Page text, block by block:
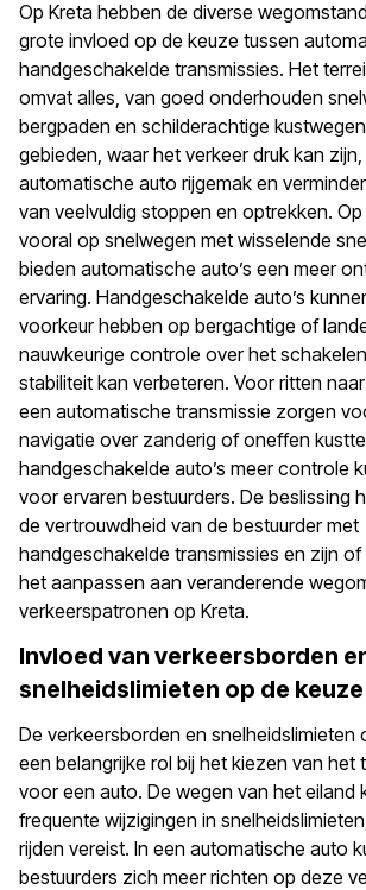
Op Kreta hebben de diverse
grote invloed op de keuze tussen
handgeschakelde transmissies. Het
omvat alles, van goed onderhouden
bergpaden en schilderachtige
gebieden, waar het verkeer druk kan
automatische auto rijgemak en
van veelvuldig stoppen en optrekken. Op
vooral op snelwegen met wisselende
bieden automatische auto’s een meer
ervaring. Handgeschakelde auto’s
voorkeur hebben op bergachtige of
nauwkeurige controle over het
stabiliteit kan verbeteren. Voor ritten
een automatische transmissie zorgen
navigatie over zanderig of oneffen
handgeschakelde auto’s meer controle
voor ervaren bestuurders. De beslissing
de vertrouwdheid van de bestuurder met
handgeschakelde transmissies en zijn
het aanpassen aan veranderende
verkeerspatronen op Kreta.
Invloed van verkeersborden
snelheidslimieten op de
De verkeersborden en snelheidslimieten
een belangrijke rol bij het kiezen van het
voor een auto. De wegen van het eiland
frequente wijzigingen in
rijden vereist. In een automatische auto
bestuurders zich meer richten op deze